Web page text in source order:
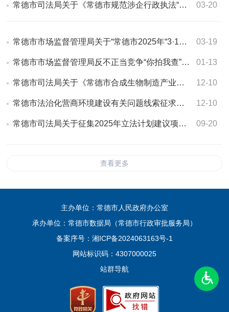
03-20
常德市司法局关于《常德市规范涉企行政执法“十项措施”（征求意见稿）》…
03-19
常德市市场监督管理局关于“常德市2025年“3·15”期间食品安全“你点我…
01-13
常德市市场监督管理局反不正当竞争“你拍我查”活动征集结果反馈
12-10
常德市司法局关于《常德市合成生物制造产业发展促进条例（草案）》征求意…
12-10
常德市法治化营商环境建设有关问题线索征求意见结果反馈
09-20
常德市司法局关于征集2025年立法计划建议项目的征求意见结果反馈
查看更多
主办单位：常德市人民政府办公室
承办单位：常德市数据局（常德市行政审批服务局）
备案序号： 湘ICP备2024063163号-1
网站标识码：4307000025
站群导航